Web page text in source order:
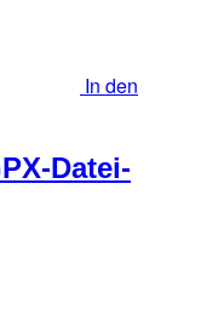
In den
Datei-